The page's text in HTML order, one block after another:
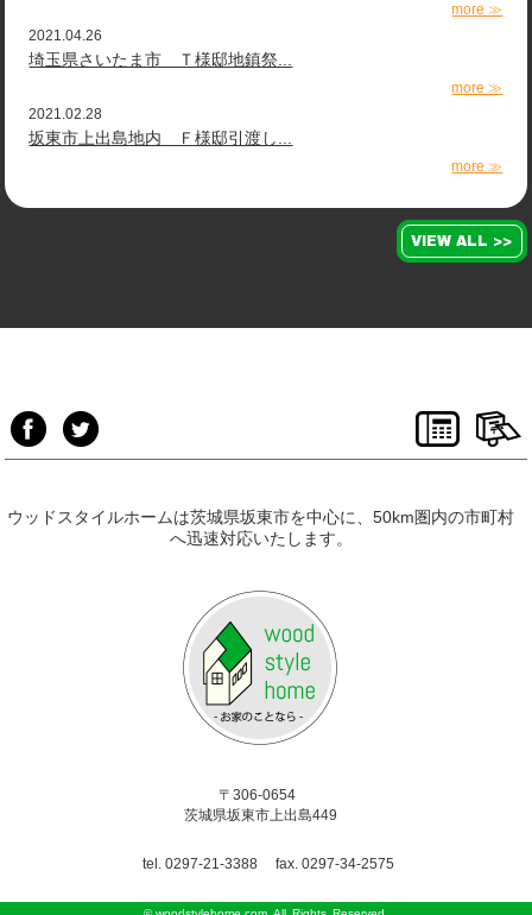
more ≫
2021.04.26
埼玉県さいたま市 Ｔ様邸地鎮祭...
more ≫
2021.02.28
坂東市上出島地内 Ｆ様邸引渡し...
more ≫
VIEW ALL >>
ウッドスタイルホームは茨城県坂東市を中心に、50km圏内の市町村
へ迅速対応いたします。
〒306-0654
茨城県坂東市上出島449
tel. 0297-21-3388 fax. 0297-34-2575